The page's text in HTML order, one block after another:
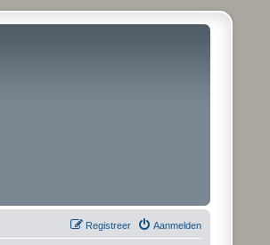
Aanmelden
Registreer